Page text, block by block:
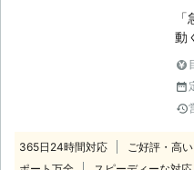
に
ッ
利
す
「
う
神
動
く
き
さい！ 車が
ジ
365日24時間対応 ご好評・高